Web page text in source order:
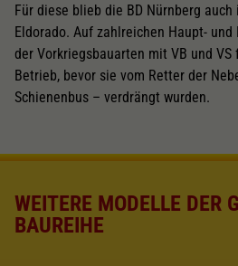
Für diese blieb die BD Nürnberg
Eldorado. Auf zahlreichen Haupt-
der Vorkriegsbauarten mit VB und
Betrieb, bevor sie vom Retter der
Schienenbus – verdrängt wurden.
WEITERE MODELLE DER
BAUREIHE